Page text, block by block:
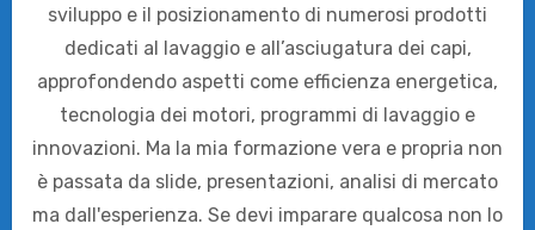
sviluppo e il posizionamento di numerosi prodotti
dedicati al lavaggio e all’asciugatura dei capi,
approfondendo aspetti come efficienza energetica,
tecnologia dei motori, programmi di lavaggio e
innovazioni. Ma la mia formazione vera e propria non
è passata da slide, presentazioni, analisi di mercato
ma dall'esperienza. Se devi imparare qualcosa non lo